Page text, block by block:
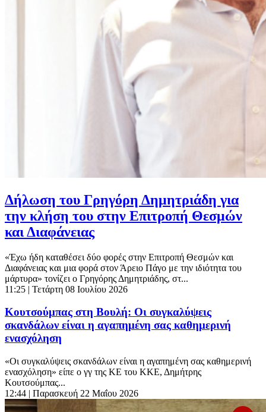
Δήλωση του Γρηγόρη Δημητριάδη για
την κλήση του στην Επιτροπή Θεσμών
και Διαφάνειας
«Έχω ήδη καταθέσει δύο φορές στην Επιτροπή Θεσμών και
Διαφάνειας και μια φορά στον Άρειο Πάγο με την ιδιότητα του
μάρτυρα» τονίζει ο Γρηγόρης Δημητριάδης, στ...
11:25 | Τετάρτη 08 Ιουλίου 2026
Κουτσούμπας στη Βουλή: Οι συγκαλύψεις
σκανδάλων είναι η αγαπημένη σας καθημερινή
ενασχόληση
«Οι συγκαλύψεις σκανδάλων είναι η αγαπημένη σας καθημερινή
ενασχόληση» είπε ο γγ της ΚΕ του ΚΚΕ, Δημήτρης
Κουτσούμπας...
12:44 | Παρασκευή 22 Μαΐου 2026